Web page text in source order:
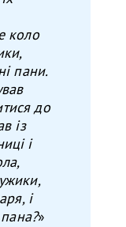
коло
пани.
до
із
і
і
»